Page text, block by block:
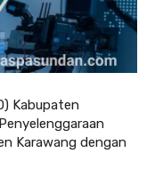
Kabupaten
Karawang dengan